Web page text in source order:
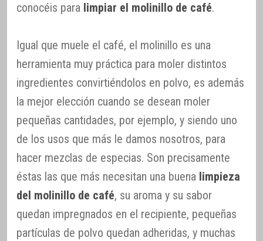
conocéis para limpiar el molinillo de café.
Igual que muele el café, el molinillo es una
herramienta muy práctica para moler distintos
ingredientes convirtiéndolos en polvo, es además
la mejor elección cuando se desean moler
pequeñas cantidades, por ejemplo, y siendo uno
de los usos que más le damos nosotros, para
hacer mezclas de especias. Son precisamente
éstas las que más necesitan una buena limpieza
del molinillo de café, su aroma y su sabor
quedan impregnados en el recipiente, pequeñas
partículas de polvo quedan adheridas, y muchas